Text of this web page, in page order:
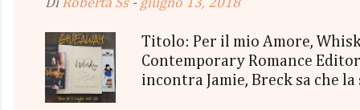
DiRoberta Ss - giugno 13, 2018
Titolo: Per il mio Amore,
Contemporary Romance
incontra Jamie, Breck sa che